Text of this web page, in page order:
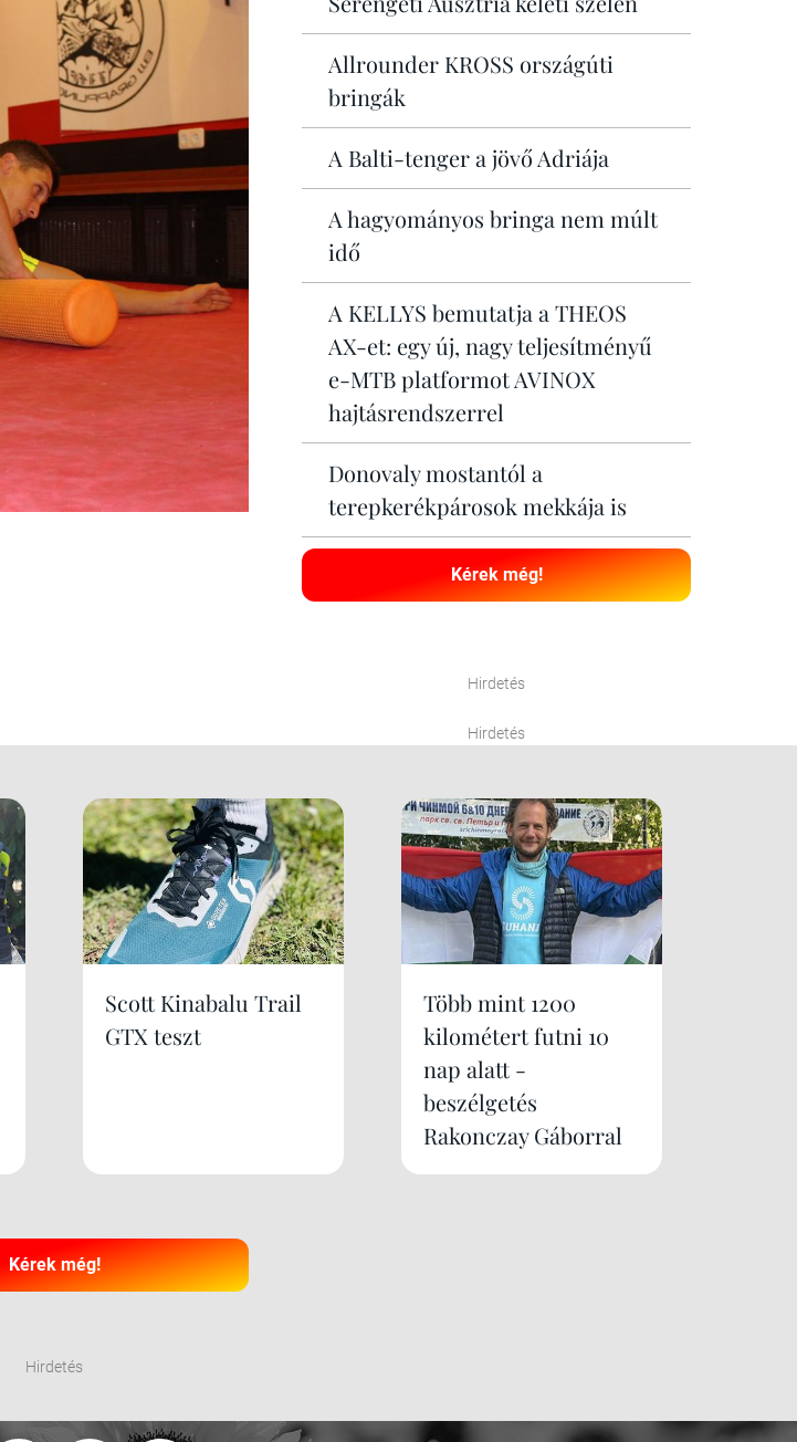
Allrounder KROSS országúti
bringák
A Balti-tenger a jövő Adriája
A hagyományos bringa nem múlt
idő
A KELLYS bemutatja a THEOS
AX-et: egy új, nagy teljesítményű
e-MTB platformot AVINOX
hajtásrendszerrel
Donovaly mostantól a
terepkerékpárosok mekkája is
Kérek még!
Hirdetés
Hirdetés
Scott Kinabalu Trail
GTX teszt
Több mint 1200
kilométert futni 10
nap alatt -
beszélgetés
Rakonczay Gáborral
Kérek még!
Hirdetés